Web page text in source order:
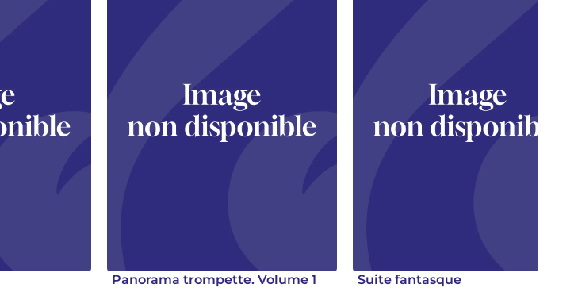
Panorama trompette. Volume 1 Suite fantasque